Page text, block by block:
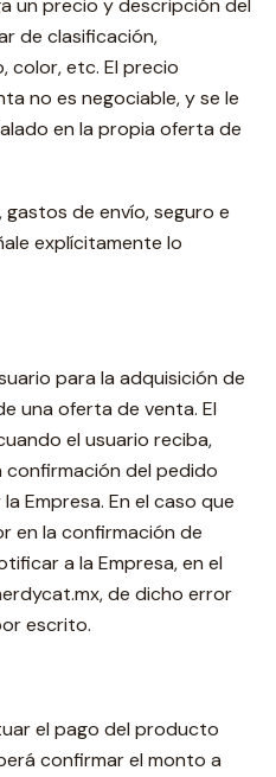
un precio y descripción del
de clasificación,
color, etc. El precio
no es negociable, y se le
en la propia oferta de
gastos de envío, seguro e
explícitamente lo
para la adquisición de
una oferta de venta. El
el usuario reciba,
confirmación del pedido
Empresa. En el caso que
en la confirmación de
a la Empresa, en el
de dicho error
escrito.
el pago del producto
confirmar el monto a